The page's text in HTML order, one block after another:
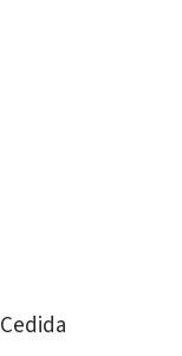
Cedida